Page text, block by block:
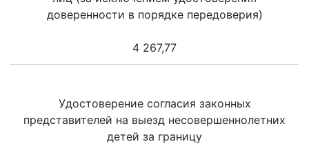
доверенности в порядке передоверия)
4 267,77
Удостоверение согласия законных
представителей на выезд несовершеннолетних
детей за границу